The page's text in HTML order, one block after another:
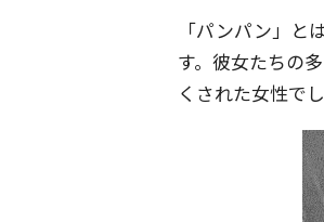
「パンパン」と
す。彼女たちの
くされた女性でし